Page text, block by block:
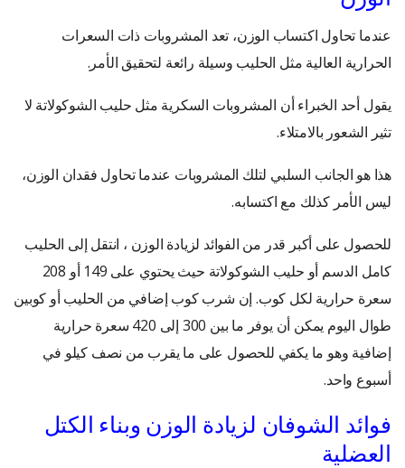
عندما تحاول اكتساب الوزن، تعد المشروبات ذات السعرات
الحرارية العالية مثل الحليب وسيلة رائعة لتحقيق الأمر.
يقول أحد الخبراء أن المشروبات السكرية مثل حليب الشوكولاتة لا
تثير الشعور بالامتلاء.
هذا هو الجانب السلبي لتلك المشروبات عندما تحاول فقدان الوزن،
ليس الأمر كذلك مع اكتسابه.
للحصول على أكبر قدر من الفوائد لزيادة الوزن ، انتقل إلى الحليب
كامل الدسم أو حليب الشوكولاتة حيث يحتوي على 149 أو 208
سعرة حرارية لكل كوب. إن شرب كوب إضافي من الحليب أو كوبين
طوال اليوم يمكن أن يوفر ما بين 300 إلى 420 سعرة حرارية
إضافية وهو ما يكفي للحصول على ما يقرب من نصف كيلو في
أسبوع واحد.
فوائد الشوفان لزيادة الوزن وبناء الكتل
العضلية